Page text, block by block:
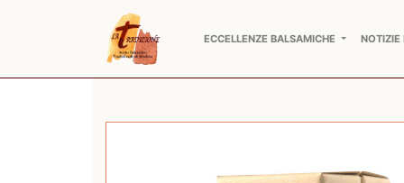
ECCELLENZE BALSAMICHE NOTIZIE